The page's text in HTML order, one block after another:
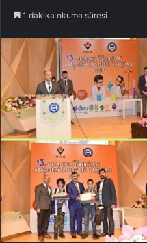
1 dakika okuma süresi